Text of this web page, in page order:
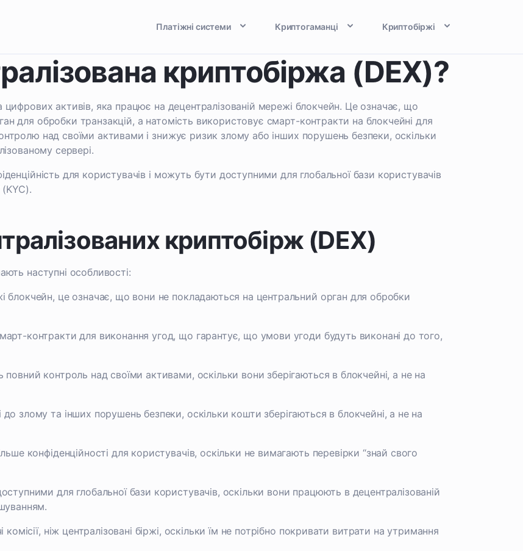
Платіжні системи Криптогаманці Криптобіржі
криптобіржа (DEX)?
цифрових активів, яка працює на децентралізованій мережі блокчейн. Це означає, що
для обробки транзакцій, а натомість використовує смарт-контракти на блокчейні для
над своїми активами і знижує ризик злому або інших порушень безпеки, оскільки
сервері.
для користувачів і можуть бути доступними для глобальної бази користувачів
(KYC).
криптобірж (DEX)
наступні особливості:
блокчейн, це означає, що вони не покладаються на центральний орган для обробки
контракти для виконання угод, що гарантує, що умови угоди будуть виконані до того,
контроль над своїми активами, оскільки вони зберігаються в блокчейні, а не на
злому та інших порушень безпеки, оскільки кошти зберігаються в блокчейні, а не на
конфіденційності для користувачів, оскільки не вимагають перевірки “знай свого
для глобальної бази користувачів, оскільки вони працюють в децентралізованій
ніж централізовані біржі, оскільки їм не потрібно покривати витрати на утримання